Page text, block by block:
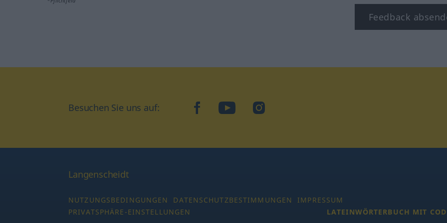
Feedback
Besuchen Sie uns auf: facebookYouTubeInstagram
Langenscheidt
NUTZUNGSBEDINGUNGEN DATENSCHUTZBESTIMMUNGEN
IMPRESSUM
PRIVATSPHÄRE-EINSTELLUNGEN
LATEINWÖRTERBUCH MIT